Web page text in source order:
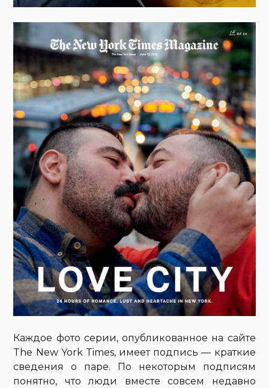
Каждое фото серии, опубликованное на сайте
The New York Times, имеет подпись — краткие
сведения о паре. По некоторым подписям
понятно, что люди вместе совсем недавно